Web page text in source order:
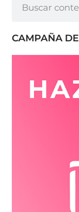
CAMPAÑA